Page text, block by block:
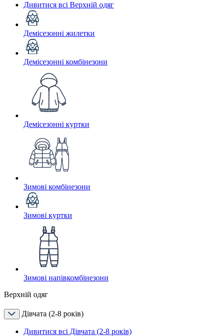
Дивитися всі Верхній одяг
Демісезонні жилетки
Демісезонні комбінезони
Демісезонні куртки
Зимові комбінезони
Зимові куртки
Зимові напівкомбінезони
Верхній одяг
Дівчата (2-8 років)
Дивитися всі Дівчата (2-8 років)